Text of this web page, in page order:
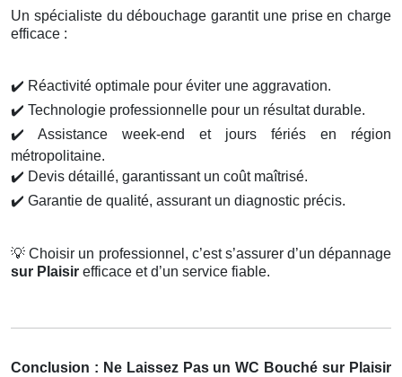
Un spécialiste du débouchage garantit une prise en charge
efficace :
✔️ Réactivité optimale pour éviter une aggravation.
✔️ Technologie professionnelle pour un résultat durable.
✔️ Assistance week-end et jours fériés en région
métropolitaine.
✔️ Devis détaillé, garantissant un coût maîtrisé.
✔️ Garantie de qualité, assurant un diagnostic précis.
💡 Choisir un professionnel, c’est s’assurer d’un dépannage
sur Plaisir efficace et d’un service fiable.
Conclusion : Ne Laissez Pas un WC Bouché sur Plaisir